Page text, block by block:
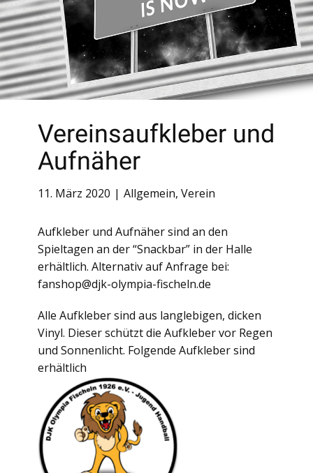
Vereinsaufkleber und
Aufnäher
11. März 2020 Allgemein, Verein
Aufkleber und Aufnäher sind an den
Spieltagen an der “Snackbar” in der Halle
erhältlich. Alternativ auf Anfrage bei:
fanshop@djk-olympia-fischeln.de
Alle Aufkleber sind aus langlebigen, dicken
Vinyl. Dieser schützt die Aufkleber vor Regen
und Sonnenlicht. Folgende Aufkleber sind
erhältlich